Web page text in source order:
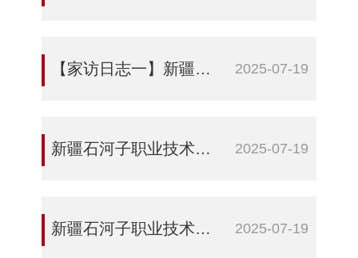
【家访日志一】新疆石河子职业技术学院：让民族团结之花在家访路上越开越艳 2025-07-19
新疆石河子职业技术学院：“家访连心”搭桥梁 共铸民族团结情 2025-07-19
新疆石河子职业技术学院：以“六个强化”凝聚民族同心筑梦力量 2025-07-19